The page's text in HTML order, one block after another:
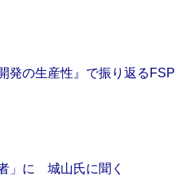
発の生産性』で振り返るFSP
」に 城山氏に聞く